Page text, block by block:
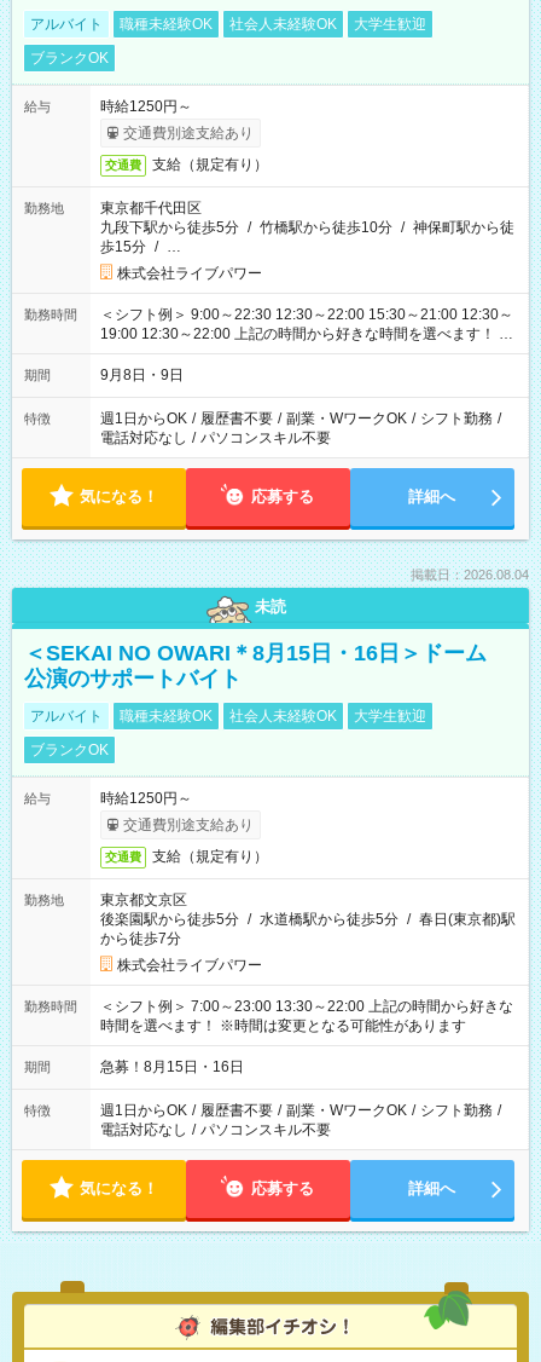
アルバイト 職種未経験OK 社会人未経験OK
大学生歓迎
ブランクOK
給与
時給1250円～
交通費別途支給あり
交通費 支給（規定有り）
勤務地
東京都千代田区
九段下駅から徒歩5分 / 竹橋駅から徒歩10分 / 神保町駅から徒
歩15分 / …
株式会社ライブパワー
勤務時間
＜シフト例＞ 9:00～22:30 12:30～22:00 15:30～21:00 12:30～
19:00 12:30～22:00 上記の時間から好きな時間を選べます！ ※
時間は変更となる可能性があります
期間 9月8日・9日
特徴 週1日からOK / 履歴書不要 / 副業・WワークOK / シフト勤務 /
電話対応なし / パソコンスキル不要
気になる！ 応募する 詳細へ
掲載日：2026.08.04
未読
＜SEKAI NO OWARI＊8月15日・16日＞ドーム
公演のサポートバイト
アルバイト 職種未経験OK 社会人未経験OK
大学生歓迎
ブランクOK
給与
時給1250円～
交通費別途支給あり
交通費 支給（規定有り）
勤務地
東京都文京区
後楽園駅から徒歩5分 / 水道橋駅から徒歩5分 / 春日(東京都)駅
から徒歩7分
株式会社ライブパワー
勤務時間
＜シフト例＞ 7:00～23:00 13:30～22:00 上記の時間から好きな
時間を選べます！ ※時間は変更となる可能性があります
期間 急募！8月15日・16日
特徴 週1日からOK / 履歴書不要 / 副業・WワークOK / シフト勤務 /
電話対応なし / パソコンスキル不要
気になる！ 応募する 詳細へ